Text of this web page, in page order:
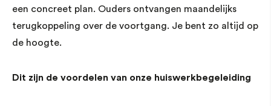
een concreet plan. Ouders ontvangen maandelijks
terugkoppeling over de voortgang. Je bent zo altijd op
de hoogte.
Dit zijn de voordelen van onze huiswerkbegeleiding